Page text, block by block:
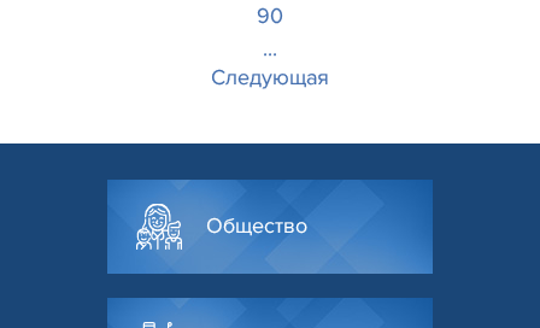
90
...
Следующая
Общество